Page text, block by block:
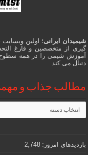
شیمیدان ایرانی؛ اولین
گیری از متخصصین و فارغ
آموزش شیمی را در همه سطوح
دنبال می کند.
مطالب جذاب و
مطالب
جذاب
و
که
دنبالش
هستید
بازدیدهای امروز: 2,748